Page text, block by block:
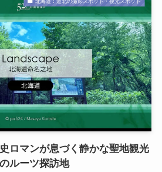
ロマンが息づく静かな聖地観光
ルーツ探訪地